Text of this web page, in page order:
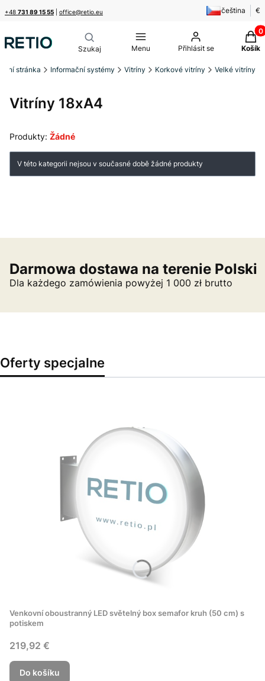
+48 731 89 15 55 office@retio.eu čeština €
Menu Přihlásit se Košík
stránka Informační systémy Vitríny Korkové vitríny Velké vitríny
Vitríny 18xA4
Produkty: Žádné
Seznam produktů
V této kategorii nejsou v současné době žádné produkty
Darmowa dostawa na terenie Polski
Dla każdego zamówienia powyżej 1 000 zł brutto
Oferty specjalne
Venkovní oboustranný LED světelný box semafor kruh (50 cm) s
potiskem
Cena
219,92 €
Do košíku